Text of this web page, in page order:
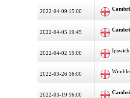
2022-04-09 15:00
2022-04-05 19:45
2022-04-02 15:00
2022-03-26 16:00
2022-03-19 16:00